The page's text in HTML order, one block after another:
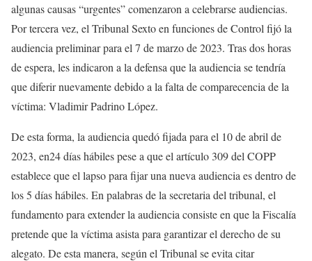
algunas causas “urgentes” comenzaron a celebrarse audiencias.
Por tercera vez, el Tribunal Sexto en funciones de Control fijó la
audiencia preliminar para el 7 de marzo de 2023. Tras dos horas
de espera, les indicaron a la defensa que la audiencia se tendría
que diferir nuevamente debido a la falta de comparecencia de la
víctima: Vladimir Padrino López.
De esta forma, la audiencia quedó fijada para el 10 de abril de
2023, en24 días hábiles pese a que el artículo 309 del COPP
establece que el lapso para fijar una nueva audiencia es dentro de
los 5 días hábiles. En palabras de la secretaria del tribunal, el
fundamento para extender la audiencia consiste en que la Fiscalía
pretende que la víctima asista para garantizar el derecho de su
alegato. De esta manera, según el Tribunal se evita citar